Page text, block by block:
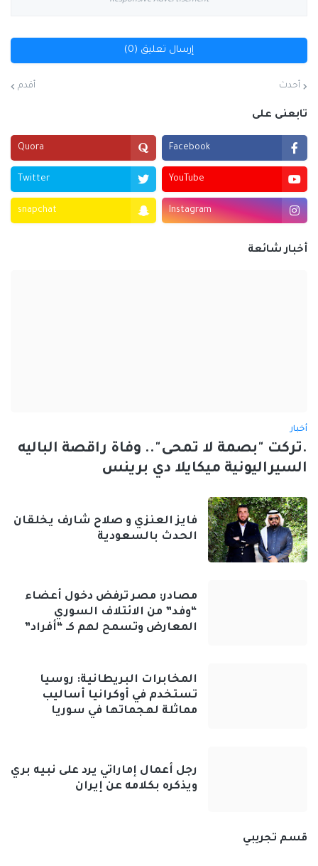
إرسال تعليق (0)
أحدث أقدم
تابعنى على
Facebook
Quora
YouTube
Twitter
Instagram
snapchat
أخبار شائعة
أخبار
.تركت "بصمة لا تمحى".. وفاة راقصة الباليه
السيراليونية ميكايلا دي برينس
فايز العنزي و صلاح شارف يخلقان
الحدث بالسعودية
مصادر: مصر ترفض دخول أعضاء
“وفد” من الائتلاف السوري
المعارض وتسمح لهم كـ “أفراد”
المخابرات البريطانية: روسيا
تستخدم في أوكرانيا أساليب
مماثلة لهجماتها في سوريا
رجل أعمال إماراتي يرد على نبيه بري
ويذكره بكلامه عن إيران
قسم تجريبي